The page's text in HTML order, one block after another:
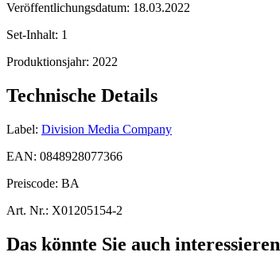
Veröffentlichungsdatum: 18.03.2022
Set-Inhalt: 1
Produktionsjahr: 2022
Technische Details
Label: Division Media Company
EAN: 0848928077366
Preiscode: BA
Art. Nr.: X01205154-2
Das könnte Sie auch interessieren